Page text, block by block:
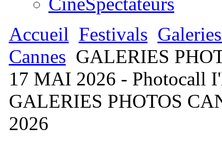
Accueil Festivals
Cannes GALERIES
17 MAI 2026 - Photocall
GALERIES PHOTOS
2026